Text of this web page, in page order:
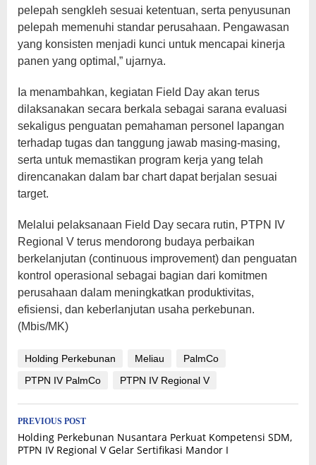
pelepah sengkleh sesuai ketentuan, serta penyusunan
pelepah memenuhi standar perusahaan. Pengawasan
yang konsisten menjadi kunci untuk mencapai kinerja
panen yang optimal,” ujarnya.
Ia menambahkan, kegiatan Field Day akan terus
dilaksanakan secara berkala sebagai sarana evaluasi
sekaligus penguatan pemahaman personel lapangan
terhadap tugas dan tanggung jawab masing-masing,
serta untuk memastikan program kerja yang telah
direncanakan dalam bar chart dapat berjalan sesuai
target.
Melalui pelaksanaan Field Day secara rutin, PTPN IV
Regional V terus mendorong budaya perbaikan
berkelanjutan (continuous improvement) dan penguatan
kontrol operasional sebagai bagian dari komitmen
perusahaan dalam meningkatkan produktivitas,
efisiensi, dan keberlanjutan usaha perkebunan.
(Mbis/MK)
Holding Perkebunan Meliau
PalmCo
PTPN IV PalmCo
PTPN IV Regional V
Post
navigation
PREVIOUS POST
Holding Perkebunan Nusantara Perkuat Kompetensi SDM,
PTPN IV Regional V Gelar Sertifikasi Mandor I